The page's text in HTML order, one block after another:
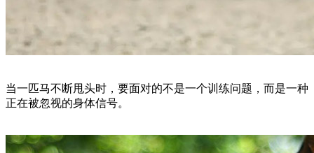
当一匹马不断甩头时，要面对的不是一个训练问题，而是一种
正在被忽视的身体信号。